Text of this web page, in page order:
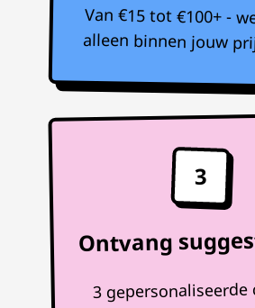
Van €15 tot €100+ -
alleen binnen jouw
3
Ontvang
3 gepersonaliseerde